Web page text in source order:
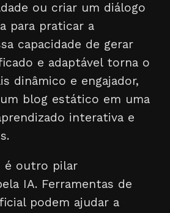
ou criar um diálogo
para praticar a
capacidade de gerar
e adaptável torna o
dinâmico e engajador,
blog estático em uma
interativa e
é outro pilar
IA. Ferramentas de
podem ajudar a